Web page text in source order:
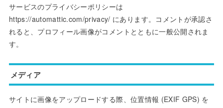
サービスのプライバシーポリシーは
https://automattic.com/privacy/ にあります。コメントが承認さ
れると、プロフィール画像がコメントとともに一般公開されま
す。
メディア
サイトに画像をアップロードする際、位置情報 (EXIF GPS) を